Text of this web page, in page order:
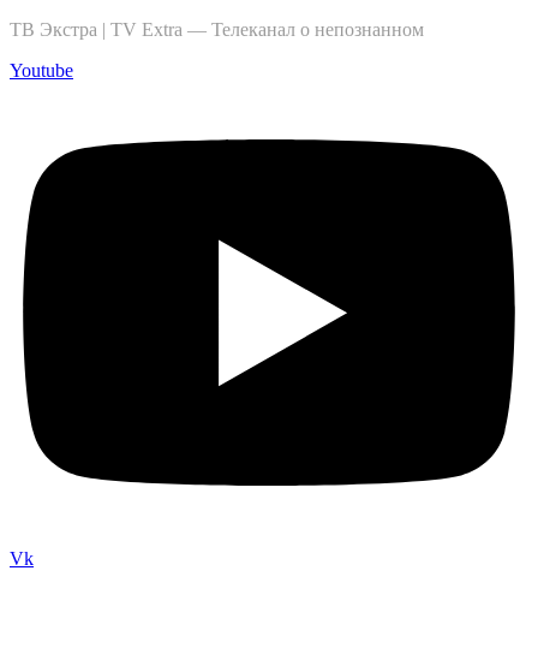
ТВ Экстра | TV Extra — Телеканал о непознанном
Youtube
Vk